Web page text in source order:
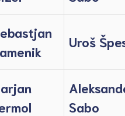
Uroš
Sabo